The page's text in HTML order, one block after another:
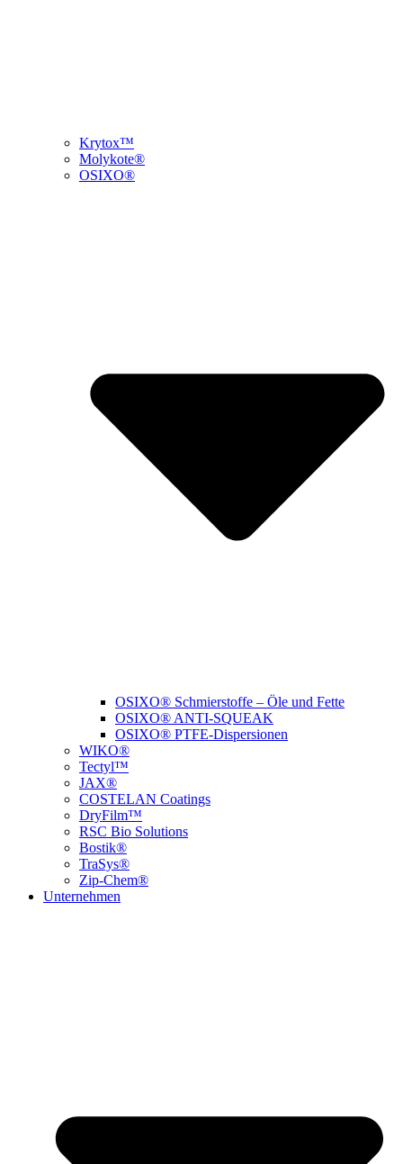
Krytox™
Molykote®
OSIXO®
OSIXO® Schmierstoffe – Öle und Fette
OSIXO® ANTI-SQUEAK
OSIXO® PTFE-Dispersionen
WIKO®
Tectyl™
JAX®
COSTELAN Coatings
DryFilm™
RSC Bio Solutions
Bostik®
TraSys®
Zip-Chem®
Unternehmen